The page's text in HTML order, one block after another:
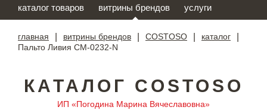
каталог товаров витрины брендов услуги
главная витрины брендов COSTOSO каталог
Пальто Ливия CM-0232-N
КАТАЛОГ COSTOSO
ИП «Погодина Марина Вячеславовна»